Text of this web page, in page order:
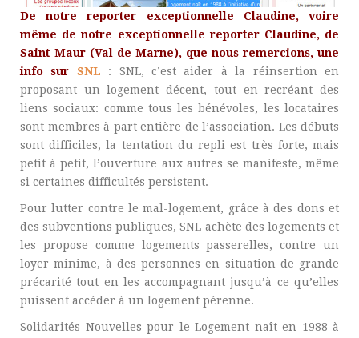
De notre reporter exceptionnelle Claudine, voire
même de notre exceptionnelle reporter Claudine, de
Saint-Maur (Val de Marne), que nous remercions, une
info sur SNL
: SNL, c’est aider à la réinsertion en
proposant un logement décent, tout en recréant des
liens sociaux: comme tous les bénévoles, les locataires
sont membres à part entière de l’association. Les débuts
sont difficiles, la tentation du repli est très forte, mais
petit à petit, l’ouverture aux autres se manifeste, même
si certaines difficultés persistent.
Pour lutter contre le mal-logement, grâce à des dons et
des subventions publiques, SNL achète des logements et
les propose comme logements passerelles, contre un
loyer minime, à des personnes en situation de grande
précarité tout en les accompagnant jusqu’à ce qu’elles
puissent accéder à un logement pérenne.
Solidarités Nouvelles pour le Logement naît en 1988 à